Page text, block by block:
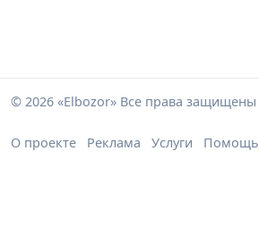
© 2026 «Elbozor» Все права защищены
О проекте Реклама Услуги Помощь